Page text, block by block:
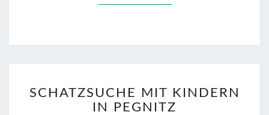
MIT
KINDERN
SCHATZSUCHE MIT KINDERN
IN PEGNITZ